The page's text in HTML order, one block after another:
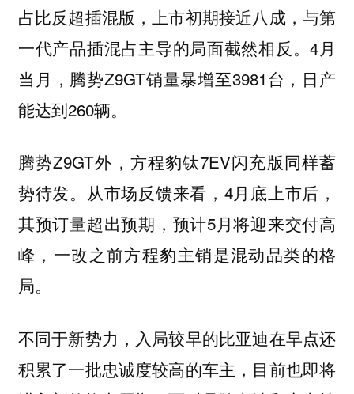
占比反超插混版，上市初期接近八成，与第
一代产品插混占主导的局面截然相反。4月
当月，腾势Z9GT销量暴增至3981台，日产
能达到260辆。
腾势Z9GT外，方程豹钛7EV闪充版同样蓄
势待发。从市场反馈来看，4月底上市后，
其预订量超出预期，预计5月将迎来交付高
峰，一改之前方程豹主销是混动品类的格
局。
不同于新势力，入局较早的比亚迪在早点还
积累了一批忠诚度较高的车主，目前也即将